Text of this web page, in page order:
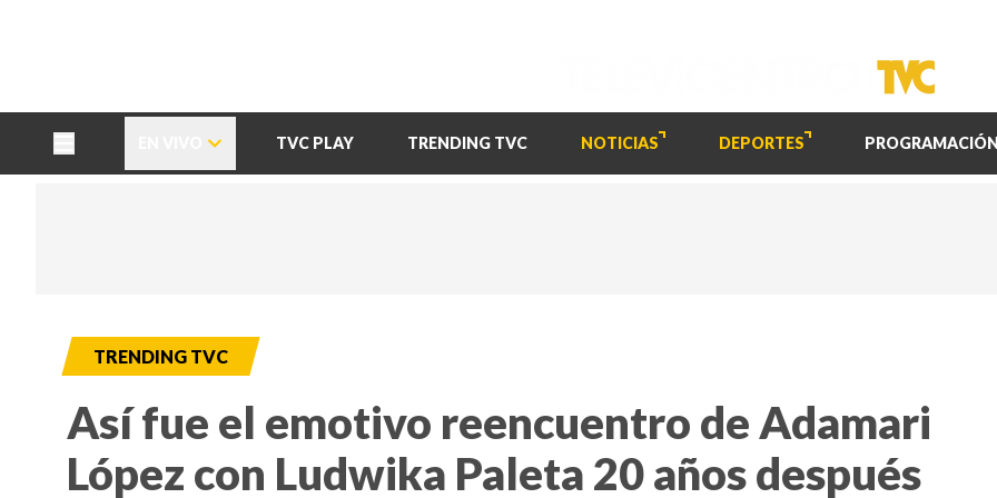
TVC PLAY TRENDING TVC NOTICIAS DEPORTES PROGRAMACIÓN
TRENDING TVC
Así fue el emotivo reencuentro de Adamari
López con Ludwika Paleta 20 años después